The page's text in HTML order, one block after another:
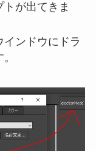
が出てきま
ンドウにドラ